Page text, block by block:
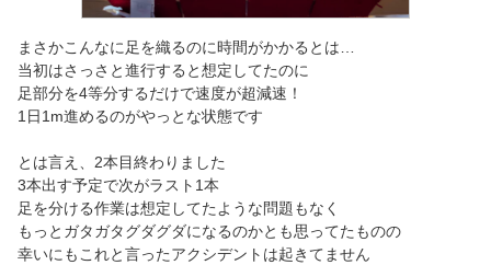
まさかこんなに足を織るのに時間がかかるとは…
当初はさっさと進行すると想定してたのに
足部分を4等分するだけで速度が超減速！
1日1m進めるのがやっとな状態です
とは言え、2本目終わりました
3本出す予定で次がラスト1本
足を分ける作業は想定してたような問題もなく
もっとガタガタグダグダになるのかとも思ってたものの
幸いにもこれと言ったアクシデントは起きてません